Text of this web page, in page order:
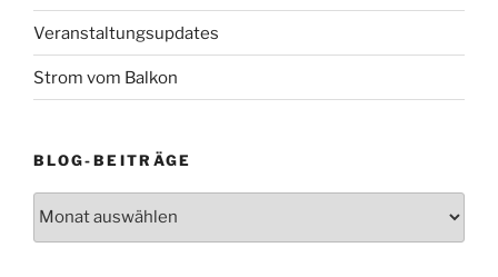
Veranstaltungsupdates
Strom vom Balkon
BLOG-BEITRÄGE